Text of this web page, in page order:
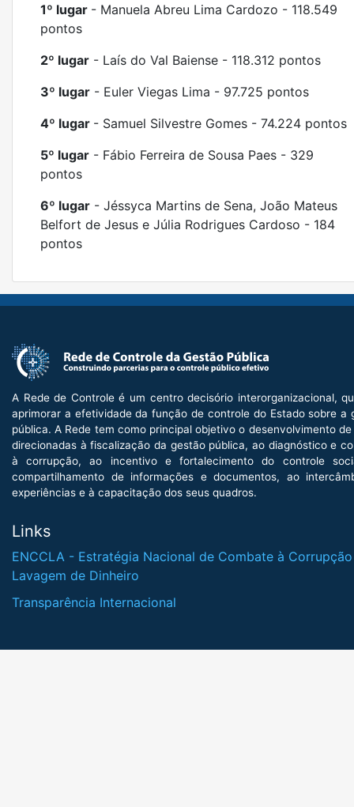
1º lugar - Manuela Abreu Lima Cardozo - 118.549
pontos
2º lugar - Laís do Val Baiense - 118.312 pontos
3º lugar - Euler Viegas Lima - 97.725 pontos
4º lugar - Samuel Silvestre Gomes - 74.224 pontos
5º lugar - Fábio Ferreira de Sousa Paes - 329
pontos
6º lugar - Jéssyca Martins de Sena, João Mateus
Belfort de Jesus e Júlia Rodrigues Cardoso - 184
pontos
A Rede de Controle é um centro decisório interorganizacional,
aprimorar a efetividade da função de controle do Estado sobre a
pública. A Rede tem como principal objetivo o desenvolvimento
direcionadas à fiscalização da gestão pública, ao diagnóstico e
à corrupção, ao incentivo e fortalecimento do controle
compartilhamento de informações e documentos, ao
experiências e à capacitação dos seus quadros.
Links
ENCCLA - Estratégia Nacional de Combate à
Lavagem de Dinheiro
Transparência Internacional